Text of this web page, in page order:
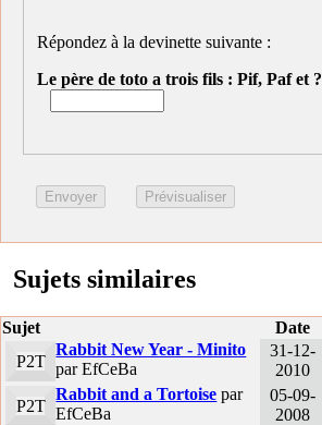
Répondez à la devinette suivante :
Le père de toto a trois fils : Pif, Paf et ?
Sujets similaires
Sujet Date
P2T
Rabbit New Year - Minito
par EfCeBa
31-12-
2010
P2T
Rabbit and a Tortoise par
EfCeBa
05-09-
2008